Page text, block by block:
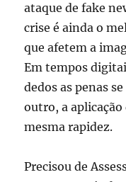
ataque de fake
crise é ainda o
que afetem a
Em tempos
dedos as penas
outro, a
mesma rapidez.
Precisou de